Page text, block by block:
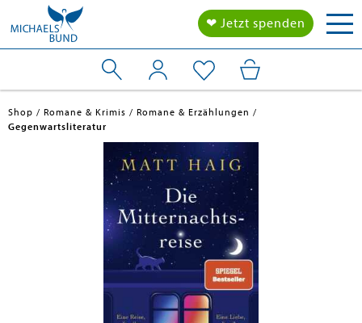
❤ Jetzt spenden
Shop Romane & Krimis
Romane & Erzählungen
Gegenwartsliteratur